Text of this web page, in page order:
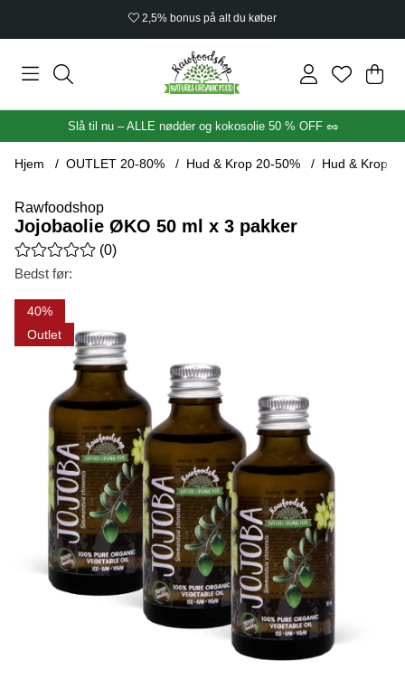
2,5% bonus på alt du køber
.
Slå til nu – ALLE nødder og kokosolie 50 % OFF 🥜
Hjem OUTLET 20-80% Hud & Krop 20-50% Hud & Krop
Rawfoodshop
Jojobaolie ØKO 50 ml x 3 pakker
Gennemsnitlig vurdering 0 ud af 5 Antal vurderinger 0
(0)
Bedst før:
40
Outlet
Produktbilleder Jojobaolie ØKO 50 ml x 3 pakker